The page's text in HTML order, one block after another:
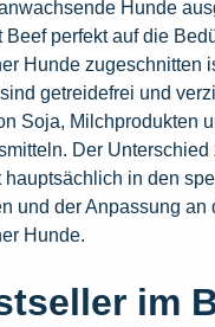
Hunde
Beef perfekt auf die
Hunde zugeschnitten
getreidefrei und
Soja, Milchprodukten
Der
hauptsächlich in den
und der Anpassung an
Hunde.
im